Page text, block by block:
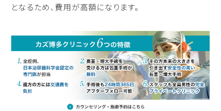
となるため、費用が高額になります。